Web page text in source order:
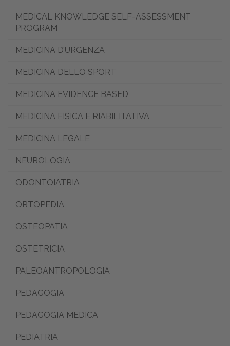
MEDICAL KNOWLEDGE SELF-ASSESSMENT
PROGRAM
MEDICINA D’URGENZA
MEDICINA DELLO SPORT
MEDICINA EVIDENCE BASED
MEDICINA FISICA E RIABILITATIVA
MEDICINA LEGALE
NEUROLOGIA
ODONTOIATRIA
ORTOPEDIA
OSTEOPATIA
OSTETRICIA
PALEOANTROPOLOGIA
PEDAGOGIA
PEDAGOGIA MEDICA
PEDIATRIA